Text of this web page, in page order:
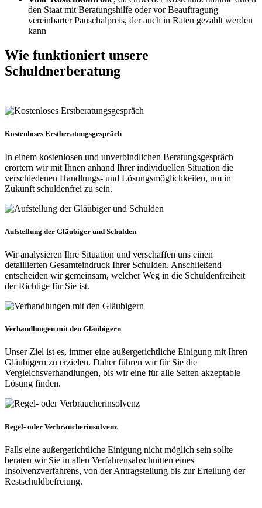
den Staat mit Beratungshilfe oder vor Beauftragung
vereinbarter Pauschalpreis, der auch in Raten gezahlt werden
kann
Wie funktioniert unsere
Schuldnerberatung
Kostenloses Erstberatungsgespräch
In einem kostenlosen und unverbindlichen Beratungsgespräch
erörtern wir mit Ihnen anhand Ihrer individuellen Situation die
verschiedenen Handlungs- und Lösungsmöglichkeiten, um in
Zukunft schuldenfrei zu sein.
Aufstellung der Gläubiger und Schulden
Wir analysieren Ihre Situation und verschaffen uns einen
detaillierten Gesamteindruck Ihrer Schulden. Anschließend
entscheiden wir gemeinsam, welcher Weg in die Schuldenfreiheit
der Richtige für Sie ist.
Verhandlungen mit den Gläubigern
Unser Ziel ist es, immer eine außergerichtliche Einigung mit Ihren
Gläubigern zu erzielen. Daher führen wir für Sie die
Vergleichsverhandlungen, bis wir eine für alle Seiten akzeptable
Lösung finden.
Regel- oder Verbraucherinsolvenz
Falls eine außergerichtliche Einigung nicht möglich sein sollte
beraten wir Sie in allen Verfahrensabschnitten eines
Insolvenzverfahrens, von der Antragstellung bis zur Erteilung der
Restschuldbefreiung.